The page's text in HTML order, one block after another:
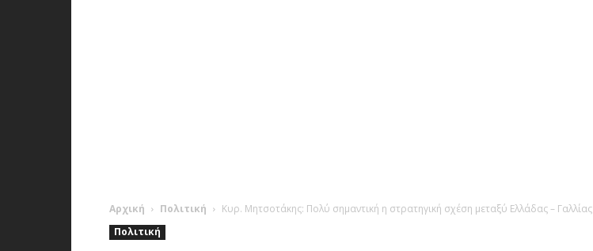
Αρχική Πολιτική
Κυρ. Μητσοτάκης: Πολύ σημαντική η στρατηγική σχέση μεταξύ Ελλάδας – Γαλλίας
Πολιτική